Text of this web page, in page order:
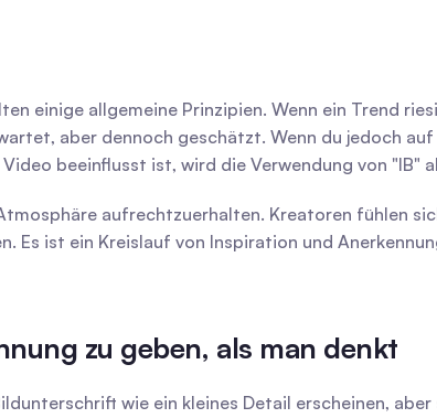
einige allgemeine Prinzipien. Wenn ein Trend
aber dennoch geschätzt. Wenn du jedoch
beeinflusst ist, wird die Verwendung von "IB"
aufrechtzuerhalten. Kreatoren fühlen
Es ist ein Kreislauf von Inspiration und
zu geben, als man denkt
wie ein kleines Detail erscheinen,